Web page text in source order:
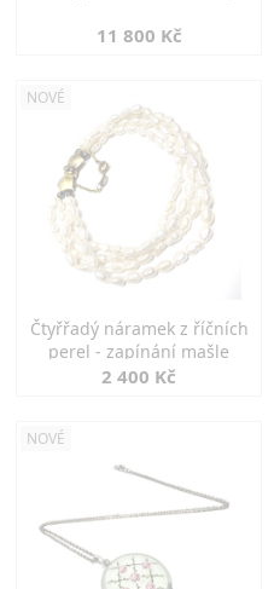
11 800 Kč
NOVÉ
Čtyřřadý náramek z říčních
perel - zapínání mašle
2 400 Kč
NOVÉ